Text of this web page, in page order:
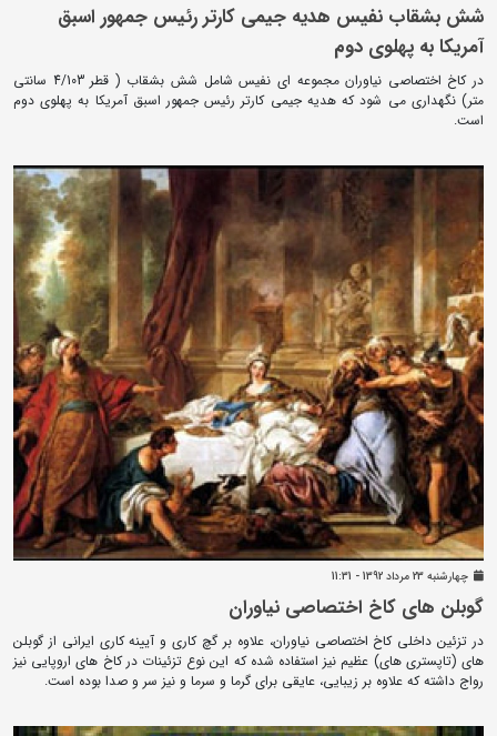
شش بشقاب نفیس هدیه جیمی کارتر رئیس جمهور اسبق
آمریکا به پهلوی دوم
در کاخ اختصاصی نیاوران مجموعه ای نفیس شامل شش بشقاب ( قطر 4/103 سانتی
متر) نگهداری می شود که هدیه جیمی کارتر رئیس جمهور اسبق آمریکا به پهلوی دوم
است.
چهارشنبه 23 مرداد 1392 - 11:31
گوبلن های کاخ اختصاصی نیاوران
در تزئین داخلی کاخ اختصاصی نیاوران، علاوه بر گچ کاری و آیینه کاری ایرانی از گوبلن
های (تاپستری های) عظیم نیز استفاده شده که این نوع تزئینات در کاخ های اروپایی نیز
رواج داشته که علاوه بر زیبایی، عایقی برای گرما و سرما و نیز سر و صدا بوده است.